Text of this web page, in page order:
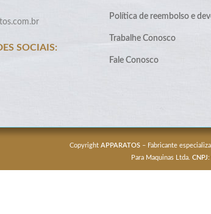
SOCIAIS:
Política de reembolso e
Trabalhe Conosco
Fale Conosco
Copyright APPARATOS – Fabricante
Para Maquinas Ltda. CNPJ: